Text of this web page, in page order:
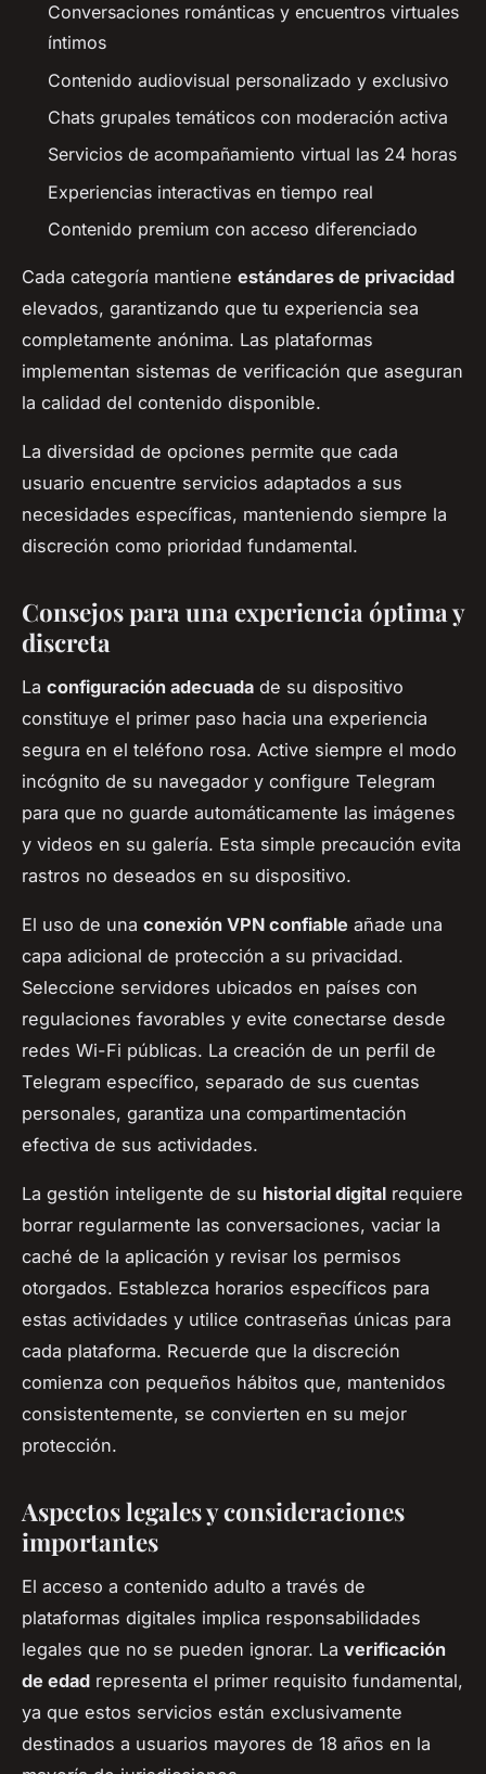
Conversaciones románticas y encuentros virtuales
íntimos
Contenido audiovisual personalizado y exclusivo
Chats grupales temáticos con moderación activa
Servicios de acompañamiento virtual las 24 horas
Experiencias interactivas en tiempo real
Contenido premium con acceso diferenciado
Cada categoría mantiene estándares de privacidad
elevados, garantizando que tu experiencia sea
completamente anónima. Las plataformas
implementan sistemas de verificación que aseguran
la calidad del contenido disponible.
La diversidad de opciones permite que cada
usuario encuentre servicios adaptados a sus
necesidades específicas, manteniendo siempre la
discreción como prioridad fundamental.
Consejos para una experiencia óptima y
discreta
La configuración adecuada de su dispositivo
constituye el primer paso hacia una experiencia
segura en el teléfono rosa. Active siempre el modo
incógnito de su navegador y configure Telegram
para que no guarde automáticamente las imágenes
y videos en su galería. Esta simple precaución evita
rastros no deseados en su dispositivo.
El uso de una conexión VPN confiable añade una
capa adicional de protección a su privacidad.
Seleccione servidores ubicados en países con
regulaciones favorables y evite conectarse desde
redes Wi-Fi públicas. La creación de un perfil de
Telegram específico, separado de sus cuentas
personales, garantiza una compartimentación
efectiva de sus actividades.
La gestión inteligente de su historial digital requiere
borrar regularmente las conversaciones, vaciar la
caché de la aplicación y revisar los permisos
otorgados. Establezca horarios específicos para
estas actividades y utilice contraseñas únicas para
cada plataforma. Recuerde que la discreción
comienza con pequeños hábitos que, mantenidos
consistentemente, se convierten en su mejor
protección.
Aspectos legales y consideraciones
importantes
El acceso a contenido adulto a través de
plataformas digitales implica responsabilidades
legales que no se pueden ignorar. La verificación
de edad representa el primer requisito fundamental,
ya que estos servicios están exclusivamente
destinados a usuarios mayores de 18 años en la